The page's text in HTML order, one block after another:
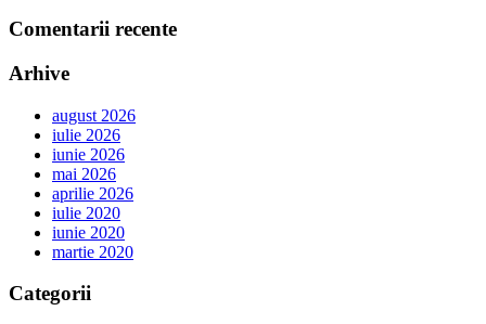
Comentarii recente
Arhive
august 2026
iulie 2026
iunie 2026
mai 2026
aprilie 2026
iulie 2020
iunie 2020
martie 2020
Categorii